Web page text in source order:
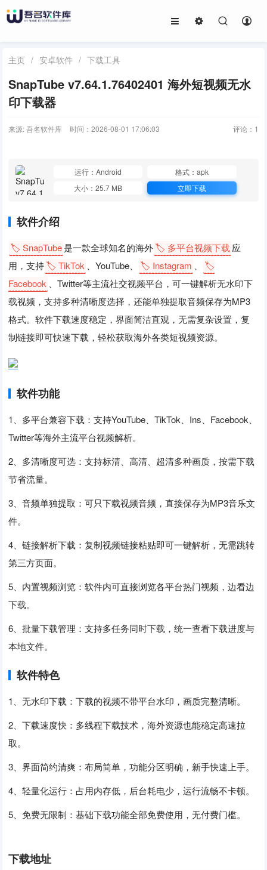
主页 / 安卓软件 / 下载工具
SnapTube v7.64.1.76402401 海外短视频无水
印下载器
来源: 吾名软件库 时间：2026-08-01 17:06:03 评论： 1
运行：Android
格式：apk
大小：25.7 MB
立即下载
软件介绍
🏷️ SnapTube是一款全球知名的海外🏷️ 多平台视频下载 应
用，支持🏷️ TikTok 、YouTube、 🏷️ Instagram
🏷️
Facebook
、Twitter等主流社交视频平台，可一键解析无水印下
载视频，支持多种清晰度选择，还能单独提取音频保存为MP3
格式。软件下载速度稳定，界面简洁直观，无需复杂设置，复
制链接即可快速下载，轻松获取海外各类短视频资源。
软件功能
1、多平台兼容下载：支持YouTube、TikTok、Ins、Facebook、
Twitter等海外主流平台视频解析。
2、多清晰度可选：支持标清、高清、超清多种画质，按需下载
节省流量。
3、音频单独提取：可只下载视频音频，直接保存为MP3音乐文
件。
4、链接解析下载：复制视频链接粘贴即可一键解析，无需跳转
第三方页面。
5、内置视频浏览：软件内可直接浏览各平台热门视频，边看边
下载。
6、批量下载管理：支持多任务同时下载，统一查看下载进度与
本地文件。
软件特色
1、无水印下载：下载的视频不带平台水印，画质完整清晰。
2、下载速度快：多线程下载技术，海外资源也能稳定高速拉
取。
3、界面简约清爽：布局简单，功能分区明确，新手快速上手。
4、轻量化运行：占用内存低，后台耗电少，运行流畅不卡顿。
5、免费无限制：基础下载功能全部免费使用，无付费门槛。
下载地址